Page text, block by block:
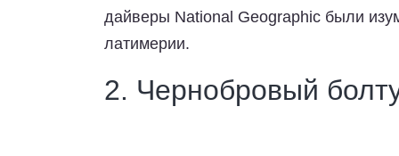
дайверы National Geographic были
латимерии.
2. Чернобровый